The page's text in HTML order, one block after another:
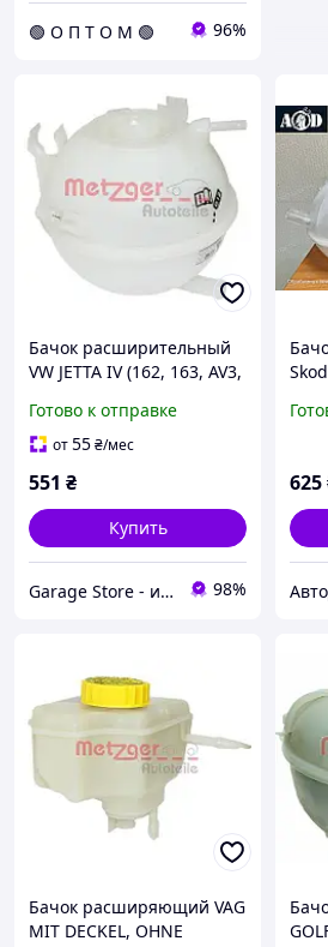
🟢 О П Т О М 🟢 96%
Бачок расширительный
VW JETTA IV (162, 163, AV3,
04 2140148
Готово к отправке
от55₴/мес
551 ₴
Купить
Garage Store - интернет магазин автозапчастей. 98%
625
Бачок расширяющий VAG
MIT DECKEL, OHNE